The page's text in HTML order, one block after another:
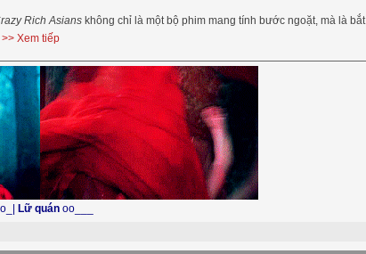
Rich Asians không chỉ là một bộ phim mang tính bước ngoặt, mà là bắt
>> Xem tiếp
Lữ quán oo___